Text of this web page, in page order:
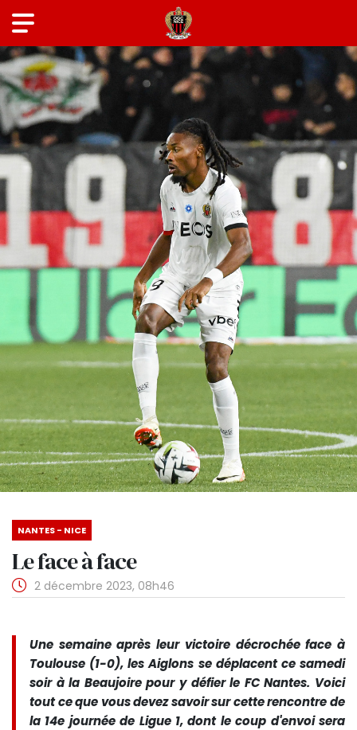
NANTES - NICE
Le face à face
2 décembre 2023, 08h46
Une semaine après leur victoire décrochée face à
Toulouse (1-0), les Aiglons se déplacent ce samedi
soir à la Beaujoire pour y défier le FC Nantes. Voici
tout ce que vous devez savoir sur cette rencontre de
la 14e journée de Ligue 1, dont le coup d'envoi sera